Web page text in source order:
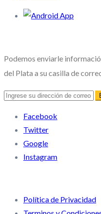
Podemos enviarle
del Plata a su casilla de
Facebook
Twitter
Google
Instagram
Política de Privacidad